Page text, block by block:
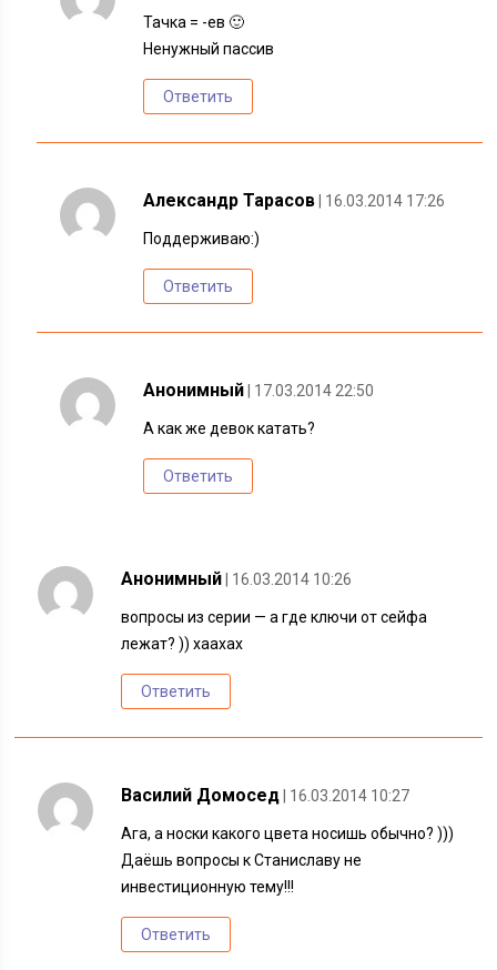
Тачка = -ев 🙂
Ненужный пассив
Ответить
Александр Тарасов | 16.03.2014 17:26
Поддерживаю:)
Ответить
Анонимный | 17.03.2014 22:50
А как же девок катать?
Ответить
Анонимный | 16.03.2014 10:26
вопросы из серии — а где ключи от сейфа
лежат? )) хаахах
Ответить
Василий Домосед | 16.03.2014 10:27
Ага, а носки какого цвета носишь обычно? )))
Даёшь вопросы к Станиславу не
инвестиционную тему!!!
Ответить